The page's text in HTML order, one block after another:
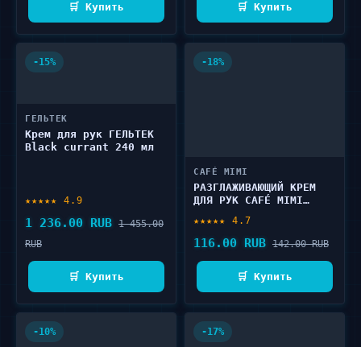
🛒 Купить 🛒 Купить
-15%
ГЕЛЬТЕК
Крем для рук ГЕЛЬТЕК
Black currant 240 мл
★★★★★ 4.9
1 236.00 RUB 1 455.00
RUB
🛒 Купить
-18%
CAFÉ MIMI
РАЗГЛАЖИВАЮЩИЙ КРЕМ
ДЛЯ РУК CAFÉ MIMI
30 мл
★★★★★ 4.7
116.00 RUB 142.00 RUB
🛒 Купить
-10% -17%